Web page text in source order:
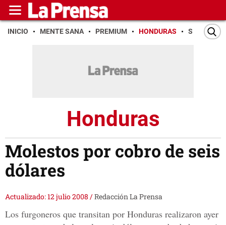
INICIO MENTE SANA PREMIUM HONDURAS SAN PEDRO
Honduras
Molestos por cobro de seis
dólares
Actualizado: 12 julio 2008 /Redacción La Prensa
Los furgoneros que transitan por Honduras realizaron ayer